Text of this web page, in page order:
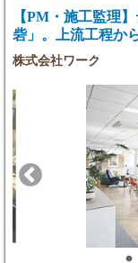
施設計・発注業務： 詳細図面の作成、家
見積作成、各
るか、イメー
様の喜ぶ顔を直接見
★4月入社の新人育
後輩への指
ことで自身
す。 ★デザイン＋αのスキル： 展示会レポート作成や自社HP更新
の為、プロ
チェック、
【PM・施工監理
砦」。上流工程か
を操るプロジェク
株式会社ワーク